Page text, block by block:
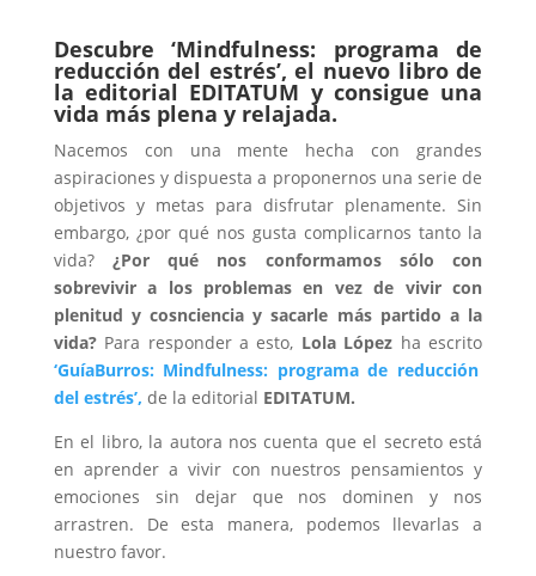
Descubre ‘Mindfulness: programa de
reducción del estrés’, el nuevo libro de
la editorial EDITATUM y consigue una
vida más plena y relajada.
Nacemos con una mente hecha con grandes
aspiraciones y dispuesta a proponernos una serie de
objetivos y metas para disfrutar plenamente. Sin
embargo, ¿por qué nos gusta complicarnos tanto la
vida?¿Por qué nos conformamos sólo con
sobrevivir a los problemas en vez de vivir con
plenitud y cosnciencia y sacarle más partido a la
vida?Para responder a esto, Lola López ha escrito
‘GuíaBurros: Mindfulness: programa de reducción
del estrés’, de la editorial EDITATUM.
En el libro, la autora nos cuenta que el secreto está
en aprender a vivir con nuestros pensamientos y
emociones sin dejar que nos dominen y nos
arrastren. De esta manera, podemos llevarlas a
nuestro favor.